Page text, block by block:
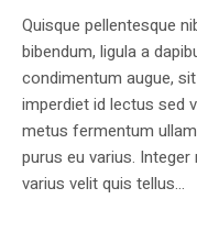
Quisque pellentesque
bibendum, ligula a
condimentum augue,
imperdiet id lectus sed
metus fermentum
purus eu varius.
varius velit quis tellus...